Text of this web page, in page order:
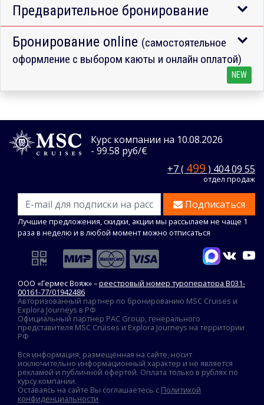
Предварительное бронирование
Бронирование online (самостоятельное
оформление с выбором каюты и онлайн оплатой)
NEW
Курс компании на 10.08.2026
- 99.58 руб/€
+7 ( 499 ) 404 09 55
отдел продаж
Подписаться
Лучшие предложения, скидки, акции мы рассылаем не чаще 1
раза в неделю и в любой момент можно отписаться
ООО «Гермес Вояж» –реестровый номер туроператора В031-
00161-77/01942486
Авторизованный партнер по бронированию MSC Cruises и
Explora Journeys в РФ
Официальный партнер PAC Group, генерального
представителя MSC Cruises и Explora Journeys на территории
РФ
Вся информация, размещённая на сайте, носит
исключительно информационный характер и не является
рекламой и публичной офертой. Оплата только в рублях по
курсу компании.
Оставаясь на сайте Вы соглашаетесь с Политикой
конфиденциальности